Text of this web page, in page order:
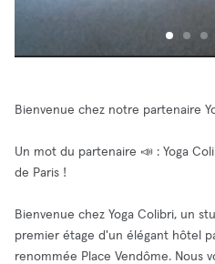
Bienvenue chez notre partenaire
Un mot du partenaire 📣 : Yoga
de Paris !
Bienvenue chez Yoga Colibri, un
premier étage d'un élégant hôtel
renommée Place Vendôme. Nous